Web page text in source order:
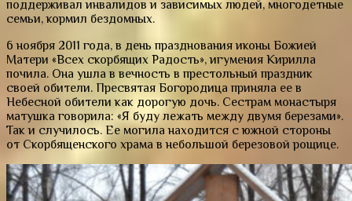
поддерживал инвалидов и зависимых людей, многодетные
семьи, кормил бездомных.
6 ноября 2011 года, в день празднования иконы Божией
Матери «Всех скорбящих Радость», игумения Кирилла
почила. Она ушла в вечность в престольный праздник
своей обители. Пресвятая Богородица приняла ее в
Небесной обители как дорогую дочь. Сестрам монастыря
матушка говорила: «Я буду лежать между двумя березами».
Так и случилось. Ее могила находится с южной стороны
от Скорбященского храма в небольшой березовой рощице.